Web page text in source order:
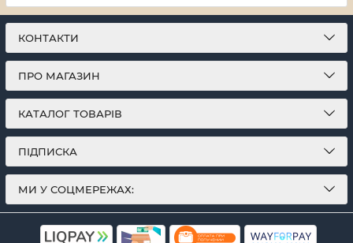
КОНТАКТИ
ПРО МАГАЗИН
КАТАЛОГ ТОВАРІВ
ПІДПИСКА
МИ У СОЦМЕРЕЖАХ: